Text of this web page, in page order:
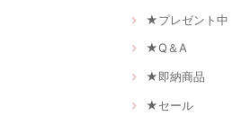
★プレゼント中
★Q＆A
★即納商品
★セール